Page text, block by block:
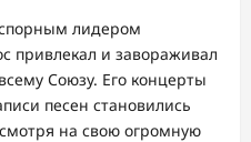
лидером
привлекал и завораживал
Союзу. Его концерты
песен становились
на свою огромную